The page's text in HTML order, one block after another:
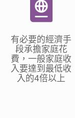
有必要的經濟手
段承擔家庭花
費，一般家庭收
入要達到最低收
入的4倍以上